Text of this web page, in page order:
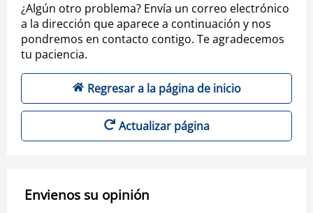
¿Algún otro problema? Envía un correo electrónico
a la dirección que aparece a continuación y nos
pondremos en contacto contigo. Te agradecemos
tu paciencia.
Regresar a la página de inicio
Actualizar página
Envienos su opinión